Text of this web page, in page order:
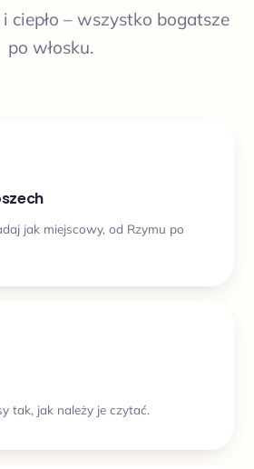
i ciepło – wszystko bogatsze
po włosku.
jak miejscowy, od Rzymu po
tak, jak należy je czytać.